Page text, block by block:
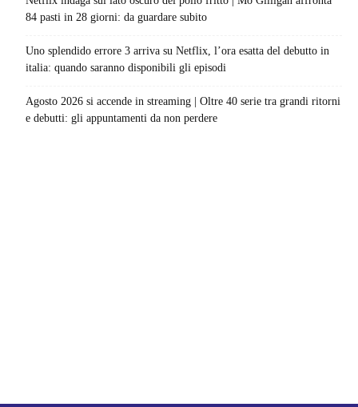
84 pasti in 28 giorni: da guardare subito
Uno splendido errore 3 arriva su Netflix, l’ora esatta del debutto in
italia: quando saranno disponibili gli episodi
Agosto 2026 si accende in streaming | Oltre 40 serie tra grandi ritorni
e debutti: gli appuntamenti da non perdere